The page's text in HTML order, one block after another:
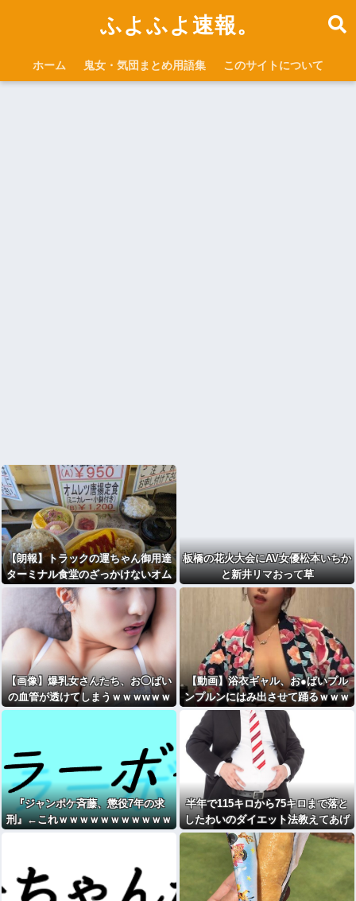
ふよふよ速報。
ホーム 鬼女・気団まとめ用語集 このサイトについて
【朗報】トラックの運ちゃん御用達
ターミナル食堂のざっかけないオム
ライスｗｗｗｗｗｗｗｗｗｗ
板橋の花火大会にAV女優松本いちか
と新井リマおって草
【画像】爆乳女さんたち、お◯ぱい
の血管が透けてしまうｗｗｗwｗｗ
ｗｗｗｗｗｗ
【動画】浴衣ギャル、お●ぱいプル
ンプルンにはみ出させて踊るｗｗｗ
ｗｗｗ
『ジャンポケ斉藤、懲役7年の求
刑』←これｗｗｗｗｗｗｗｗｗｗｗ
半年で115キロから75キロまで落と
したわいのダイエット法教えてあげ
る